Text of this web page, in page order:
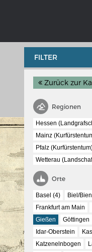
DEMOCRACY
FILTER
Zurück zur
Regionen
Hessen
Mainz
Pfalz
Wetterau
Orte
Basel (4) Biel/
Frankfurt am Main
Gießen
Göttingen
Idar-Oberstein
Katzenelnbogen